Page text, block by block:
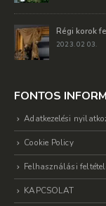
Régi korok
2023. 02 03.
FONTOS
Adatkezelési
Cookie Policy
Felhasználási
KAPCSOLAT